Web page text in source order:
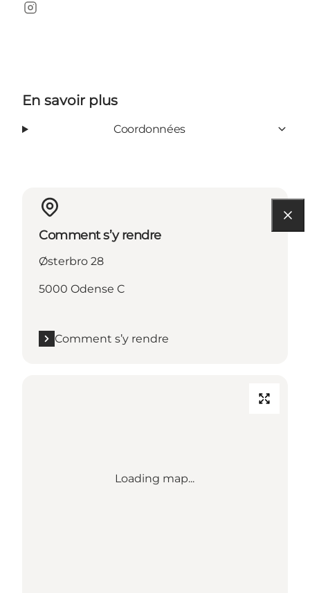
Instagram
En savoir plus
Coordonnées
Comment s’y rendre
Østerbro 28
5000 Odense C
Comment s’y rendre
Loading map...